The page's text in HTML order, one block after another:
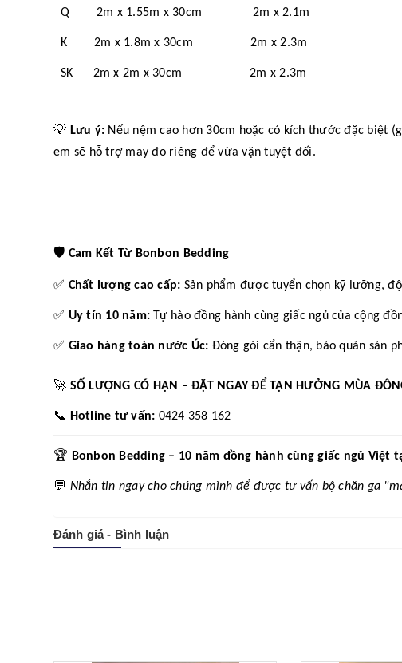
Q 2m x 1.55m x 30cm 2m x 2.1m
K 2m x 1.8m x 30cm 2m x 2.3m
SK 2m x 2m x 30cm 2m x 2.3m
💡 Lưu ý: Nếu nệm cao hơn 30cm hoặc có kích thước đặc biệt
em sẽ hỗ trợ may đo riêng để vừa vặn tuyệt đối.
🛡️ Cam Kết Từ Bonbon Bedding
✅ Chất lượng cao cấp: Sản phẩm được tuyển chọn kỹ lưỡng,
✅ Uy tín 10 năm: Tự hào đồng hành cùng giấc ngủ của cộng
✅ Giao hàng toàn nước Úc: Đóng gói cẩn thận, bảo quản sản
🚀 SỐ LƯỢNG CÓ HẠN – ĐẶT NGAY ĐỂ TẬN HƯỞNG MÙA
📞 Hotline tư vấn: 0424 358 162
🏆 Bonbon Bedding – 10 năm đồng hành cùng giấc ngủ Việt
💬 Nhắn tin ngay cho chúng mình để được tư vấn bộ chăn ga
Đánh giá - Bình luận